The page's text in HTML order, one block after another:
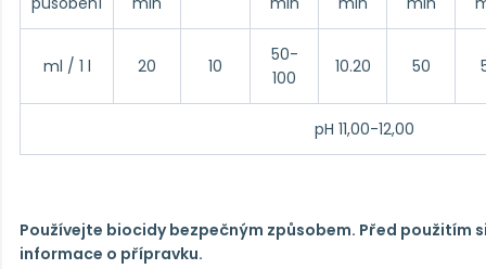
ml / 1 l 20 10
50-
100
10.20 50
pH 11,00-12,00
Používejte biocidy bezpečným způsobem. Před použitím
informace o přípravku.